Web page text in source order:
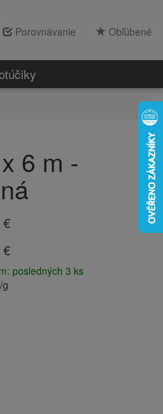
Porovnávanie Obľúbené
6 m -
€
€
posledných 3 ks
g